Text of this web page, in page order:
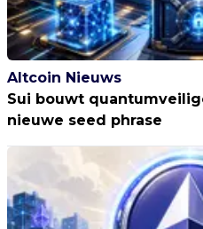
Altcoin Nieuws
Sui bouwt
nieuwe seed phrase